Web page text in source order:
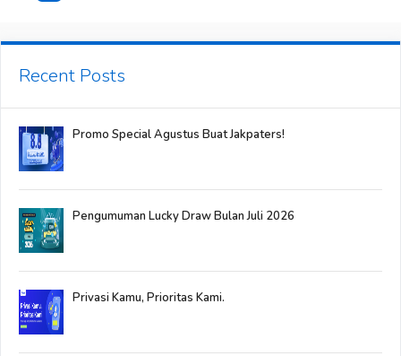
Recent Posts
Promo Special Agustus Buat Jakpaters!
Pengumuman Lucky Draw Bulan Juli 2026
Privasi Kamu, Prioritas Kami.